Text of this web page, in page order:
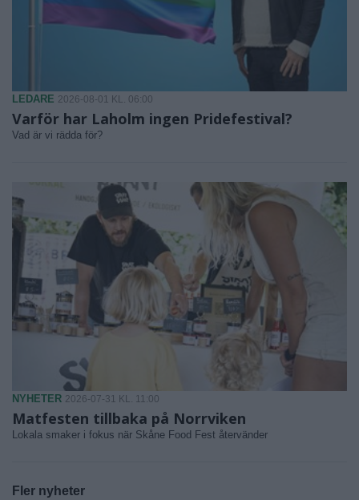
LEDARE 2026-08-01 KL. 06:00
Varför har Laholm ingen Pridefestival?
Vad är vi rädda för?
NYHETER 2026-07-31 KL. 11:00
Matfesten tillbaka på Norrviken
Lokala smaker i fokus när Skåne Food Fest återvänder
Fler nyheter